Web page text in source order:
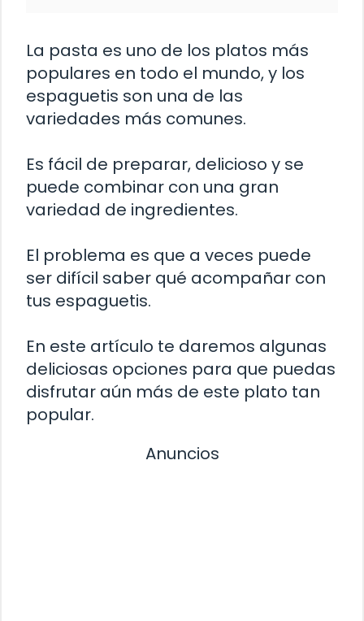
La pasta es uno de los platos más
populares en todo el mundo, y los
espaguetis son una de las
variedades más comunes.
Es fácil de preparar, delicioso y se
puede combinar con una gran
variedad de ingredientes.
El problema es que a veces puede
ser difícil saber qué acompañar con
tus espaguetis.
En este artículo te daremos algunas
deliciosas opciones para que puedas
disfrutar aún más de este plato tan
popular.
Anuncios